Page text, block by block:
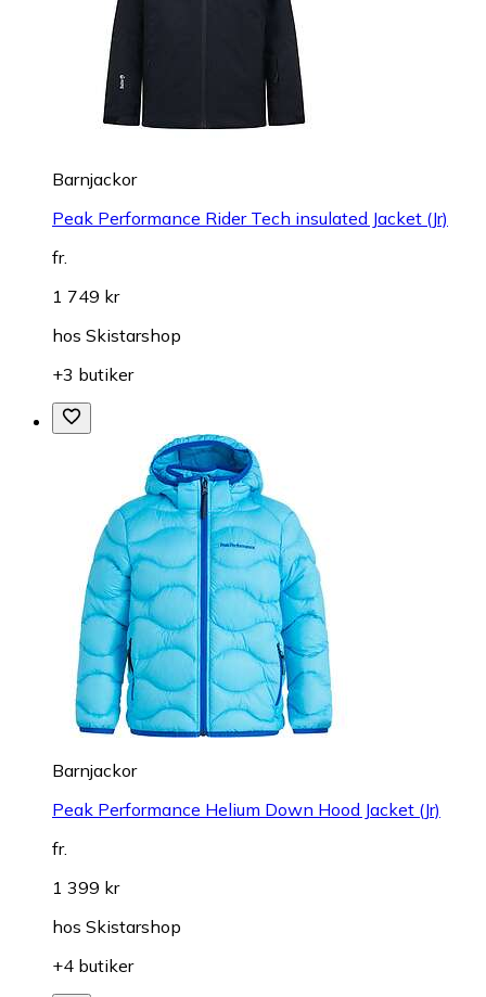
Barnjackor
Peak Performance Rider Tech insulated Jacket (Jr)
fr.
1 749 kr
hos Skistarshop
+3 butiker
Barnjackor
Peak Performance Helium Down Hood Jacket (Jr)
fr.
1 399 kr
hos Skistarshop
+4 butiker